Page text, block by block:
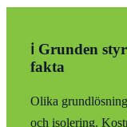
ℹ️ Grunden
fakta
Olika
och isolering.